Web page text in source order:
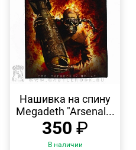
ПРОСМОТР
Нашивка на спину
Megadeth "Arsenal...
350 ₽
В наличии